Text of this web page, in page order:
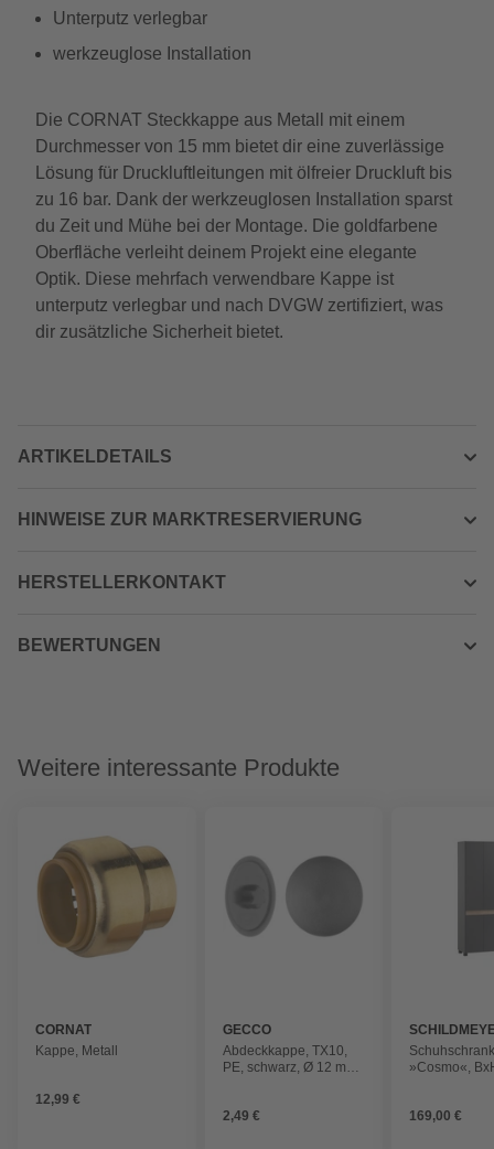
Unterputz verlegbar
werkzeuglose Installation
Die CORNAT Steckkappe aus Metall mit einem
Durchmesser von 15 mm bietet dir eine zuverlässige
Lösung für Druckluftleitungen mit ölfreier Druckluft bis
zu 16 bar. Dank der werkzeuglosen Installation sparst
du Zeit und Mühe bei der Montage. Die goldfarbene
Oberfläche verleiht deinem Projekt eine elegante
Optik. Diese mehrfach verwendbare Kappe ist
unterputz verlegbar und nach DVGW zertifiziert, was
dir zusätzliche Sicherheit bietet.
ARTIKELDETAILS
HINWEISE ZUR MARKTRESERVIERUNG
HERSTELLERKONTAKT
BEWERTUNGEN
Weitere interessante Produkte
CORNAT
Kappe, Metall
12,99 €
GECCO
Abdeckkappe, TX10,
PE, schwarz, Ø 12 mm,
2,49 €
»Cosmo«,
169,00 €